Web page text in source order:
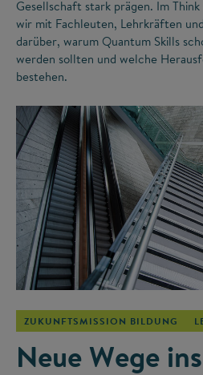
Gesellschaft stark prägen. Im
wir mit Fachleuten, Lehrkräften
darüber, warum Quantum Skills
werden sollten und welche
bestehen.
ZUKUNFTSMISSION BILDUNG
Neue Wege ins